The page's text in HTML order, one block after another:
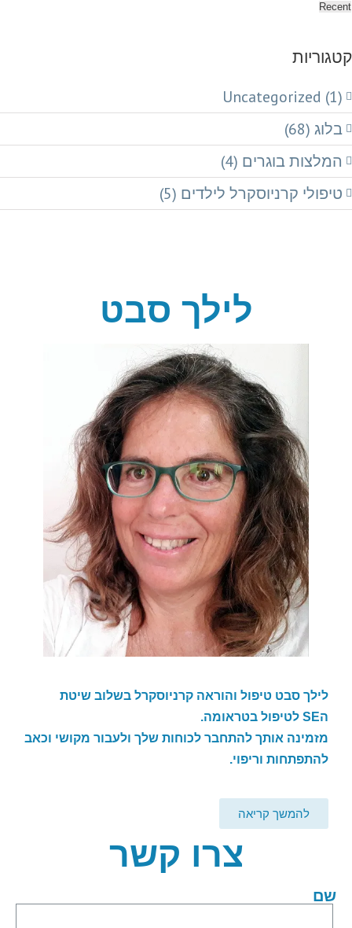
Recent
קטגוריות
Uncategorized (1)
בלוג (68)
המלצות בוגרים (4)
טיפולי קרניוסקרל לילדים (5)
לילך סבט
לילך סבט טיפול והוראה קרניוסקרל בשלוב שיטת
הSE לטיפול בטראומה.
מזמינה אותך להתחבר לכוחות שלך ולעבור מקושי וכאב
להתפתחות וריפוי.
להמשך קריאה
צרו קשר
שם